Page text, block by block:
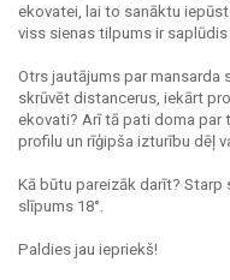
ekovatei, lai to sanāktu
viss sienas tilpums ir saplūdis
Otrs jautājums par mansarda
skrūvēt distancerus, iekārt
ekovati? Arī tā pati doma par
profilu un rīģipša izturību dēļ
Kā būtu pareizāk darīt? Starp
slīpums 18°.
Paldies jau iepriekš!